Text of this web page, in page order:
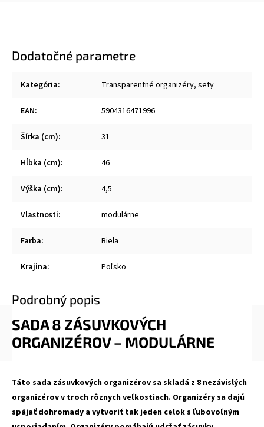
Dodatočné parametre
Kategória: Transparentné organizéry, sety
EAN: 5904316471996
Šírka (cm): 31
Hĺbka (cm): 46
Výška (cm): 4,5
Vlastnosti: modulárne
Farba: Biela
Krajina: Poľsko
Podrobný popis
SADA 8 ZÁSUVKOVÝCH
ORGANIZÉROV – MODULÁRNE
Táto sada zásuvkových organizérov sa skladá z 8 nezávislých
organizérov v troch rôznych veľkostiach. Organizéry sa dajú
spájať dohromady a vytvoriť tak jeden celok s ľubovoľným